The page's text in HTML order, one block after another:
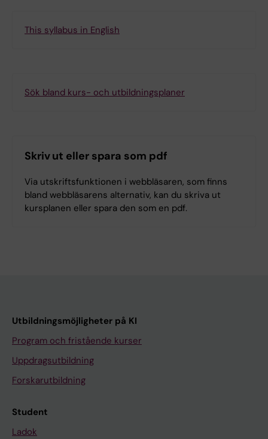
This syllabus in English
Sök bland kurs- och utbildningsplaner
Skriv ut eller spara som pdf
Via utskriftsfunktionen i webbläsaren, som finns
bland webbläsarens alternativ, kan du skriva ut
kursplanen eller spara den som en pdf.
Utbildningsmöjligheter på KI
Program och fristående kurser
Uppdragsutbildning
Forskarutbildning
Student
Ladok